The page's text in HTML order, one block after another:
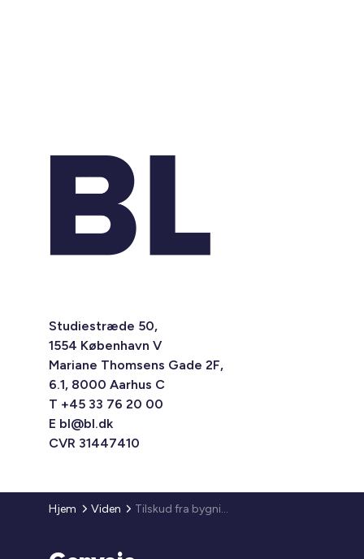
Studiestræde 50,
1554 København V
Mariane Thomsens Gade 2F,
6.1, 8000 Aarhus C
T +45 33 76 20 00
E bl@bl.dk
CVR 31447410
Hjem Viden Tilskud fra bygningspuljen åbner den 16. marts 2022